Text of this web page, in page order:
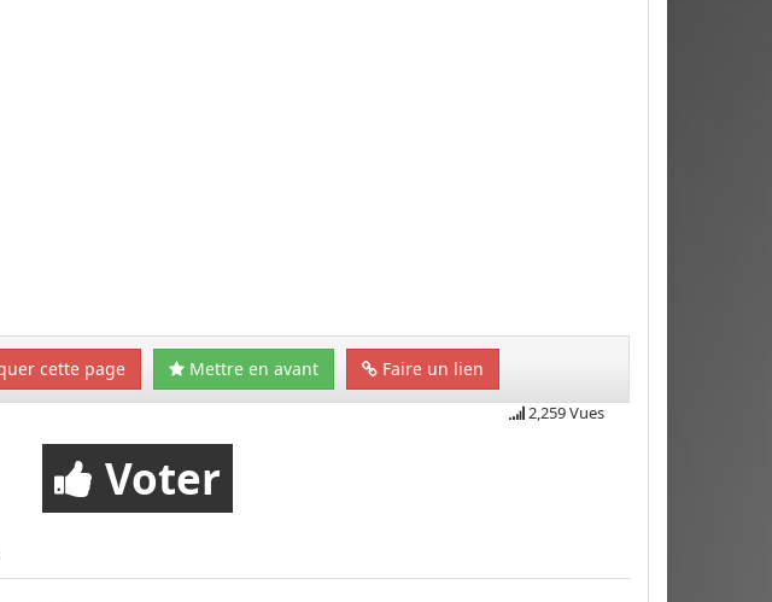
cette page Mettre en avant Faire un lien
2,259 Vues
Voter